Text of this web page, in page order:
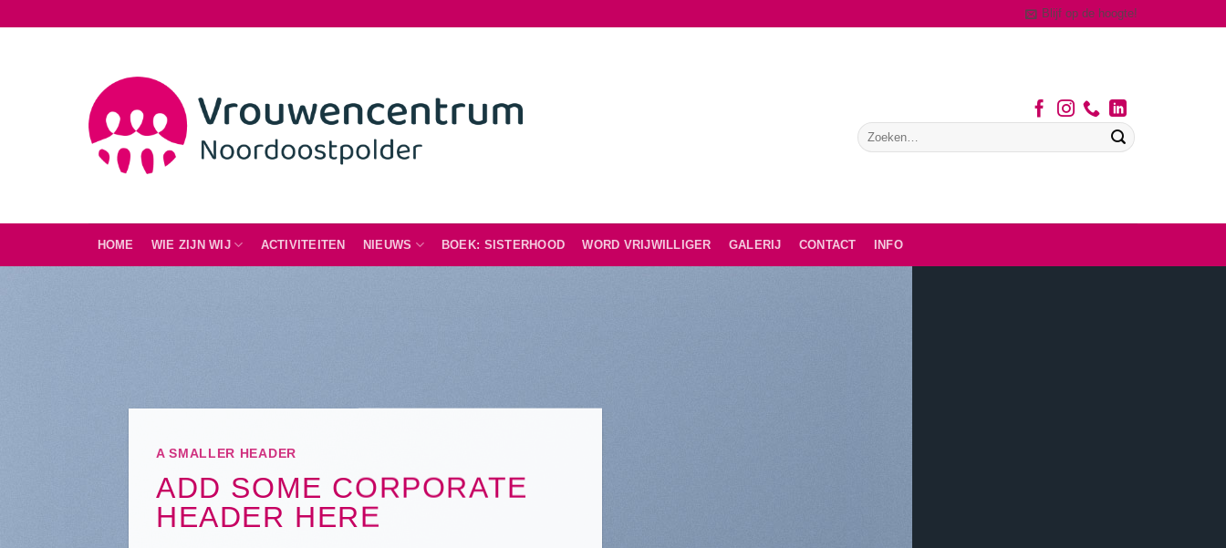
Blijf op de hoogte!
HOME WIE ZIJN WIJ ACTIVITEITEN NIEUWS BOEK: SISTERHOOD WORD VRIJWILLIGER GALERIJ CONTACT INFO
A SMALLER HEADER
ADD SOME CORPORATE
HEADER HERE